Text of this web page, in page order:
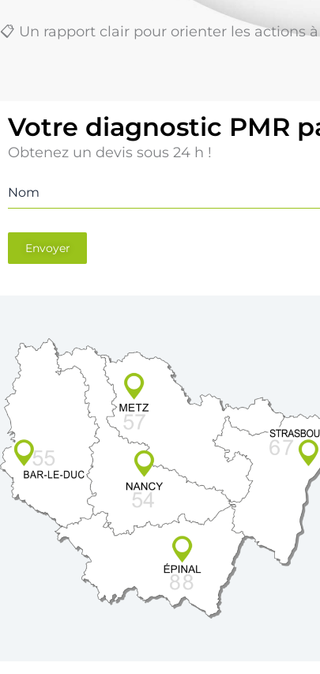
📋 Un rapport clair pour orienter les actions
Votre diagnostic PMR
Obtenez un devis sous 24 h !
Nom
Envoyer